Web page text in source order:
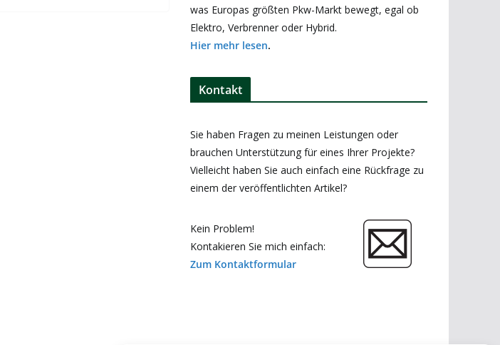
was Europas größten Pkw-Markt bewegt, egal ob
Elektro, Verbrenner oder Hybrid.
Hier mehr lesen.
Kontakt
Sie haben Fragen zu meinen Leistungen oder
brauchen Unterstützung für eines Ihrer Projekte?
Vielleicht haben Sie auch einfach eine Rückfrage zu
einem der veröffentlichten Artikel?
Kein Problem!
Kontakieren Sie mich einfach:
Zum Kontaktformular